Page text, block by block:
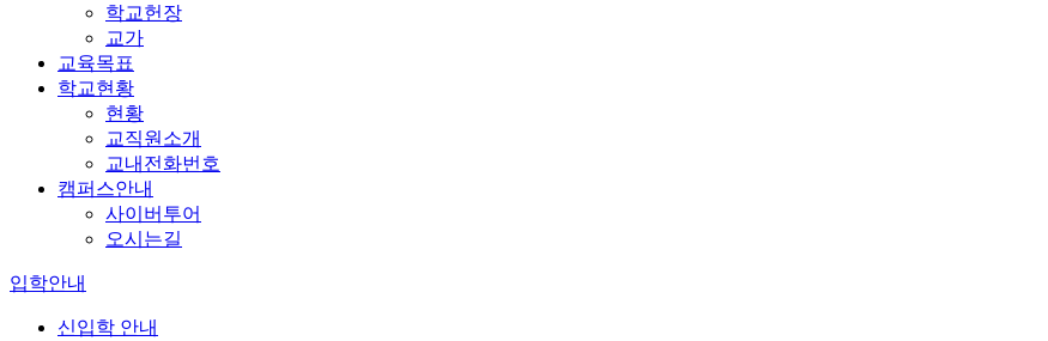
학교헌장
교가
교육목표
학교현황
현황
교직원소개
교내전화번호
캠퍼스안내
사이버투어
오시는길
입학안내
신입학 안내